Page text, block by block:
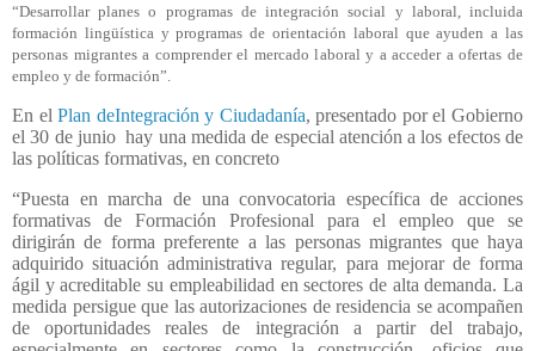
“Desarrollar planes o programas de integración social y laboral, incluida
formación lingüística y programas de orientación laboral que ayuden a las
personas migrantes a comprender el mercado laboral y a acceder a ofertas de
empleo y de formación”.
En elPlan deIntegración y Ciudadanía, presentado por el Gobierno
el 30 de junio hay una medida de especial atención a los efectos de
las políticas formativas, en concreto
“Puesta en marcha de una convocatoria específica de acciones
formativas de Formación Profesional para el empleo que se
dirigirán de forma preferente a las personas migrantes que haya
adquirido situación administrativa regular, para mejorar de forma
ágil y acreditable su empleabilidad en sectores de alta demanda. La
medida persigue que las autorizaciones de residencia se acompañen
de oportunidades reales de integración a partir del trabajo,